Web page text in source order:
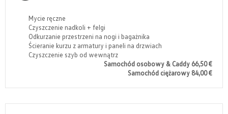
Mycie ręczne
Czyszczenie nadkoli + felgi
Odkurzanie przestrzeni na nogi i bagażnika
Ścieranie kurzu z armatury i paneli na drzwiach
Czyszczenie szyb od wewnątrz
Samochód osobowy & Caddy 66,50 €
Samochód ciężarowy 84,00 €